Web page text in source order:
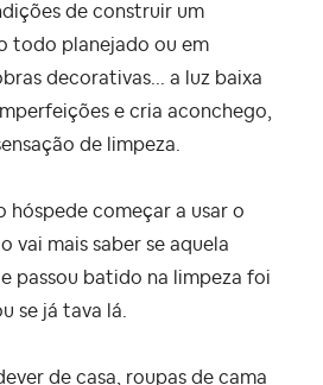
de construir um
todo planejado ou em
decorativas... a luz baixa
e cria aconchego,
de limpeza.
hóspede começar a usar o
vai mais saber se aquela
passou batido na limpeza foi
se já tava lá.
de casa, roupas de cama